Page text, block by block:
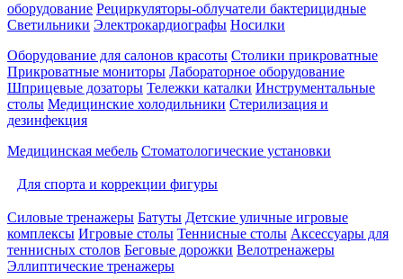
оборудование Рециркуляторы-облучатели бактерицидные
Светильники Электрокардиографы Носилки
Оборудование для салонов красоты Столики прикроватные
Прикроватные мониторы Лабораторное оборудование
Шприцевые дозаторы Тележки каталки Инструментальные
столы Медицинские холодильники Стерилизация и
дезинфекция
Медицинская мебель Стоматологические установки
Для спорта и коррекции фигуры
Силовые тренажеры Батуты Детские уличные игровые
комплексы Игровые столы Теннисные столы Аксессуары для
теннисных столов Беговые дорожки Велотренажеры
Эллиптические тренажеры